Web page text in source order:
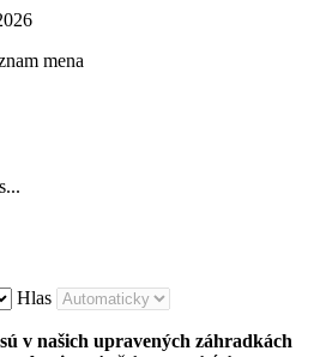
mena
Hlas
v našich upravených záhradkách